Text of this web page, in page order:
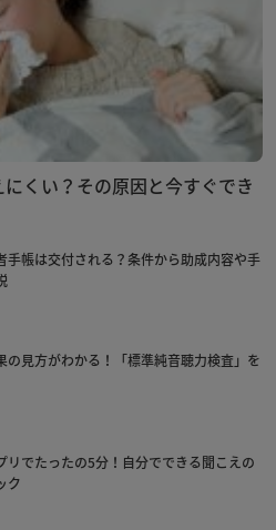
くい？その原因と今すぐでき
手帳は交付される？条件から助成内容や手
の見方がわかる！「標準純音聴力検査」を
リでたったの5分！自分でできる聞こえの
ク